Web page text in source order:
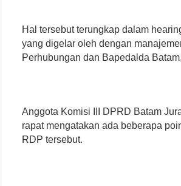
Hal tersebut terungkap dalam
yang digelar oleh dengan
Perhubungan dan Bapedalda
Anggota Komisi III DPRD Batam
rapat mengatakan ada beberapa
RDP tersebut.